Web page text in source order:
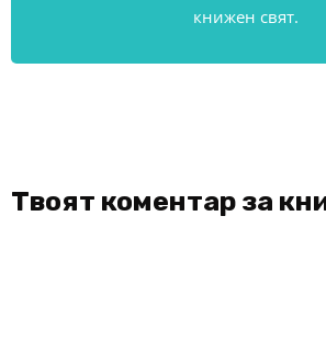
книжен свят.
Твоят коментар за